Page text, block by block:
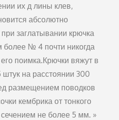
их д лины клев,
аб­солютно
заглатывании крючка
более № 4 почти никогда
поимка.Крючки вяжут в
штук на расстоя­нии 300
размещением поводков
кембрика от тонкого
не более 5 мм. »